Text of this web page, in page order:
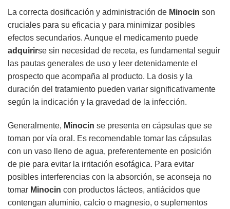
La correcta dosificación y administración de Minocin son
cruciales para su eficacia y para minimizar posibles
efectos secundarios. Aunque el medicamento puede
adquirirse sin necesidad de receta, es fundamental seguir
las pautas generales de uso y leer detenidamente el
prospecto que acompaña al producto. La dosis y la
duración del tratamiento pueden variar significativamente
según la indicación y la gravedad de la infección.
Generalmente, Minocin se presenta en cápsulas que se
toman por vía oral. Es recomendable tomar las cápsulas
con un vaso lleno de agua, preferentemente en posición
de pie para evitar la irritación esofágica. Para evitar
posibles interferencias con la absorción, se aconseja no
tomar Minocin con productos lácteos, antiácidos que
contengan aluminio, calcio o magnesio, o suplementos